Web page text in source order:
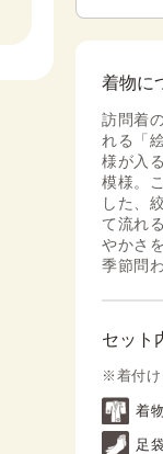
着物に
訪問着
れる「
様が入
模様。
した、
て流れ
やかさ
季節問
セット
※着付け
着物
足